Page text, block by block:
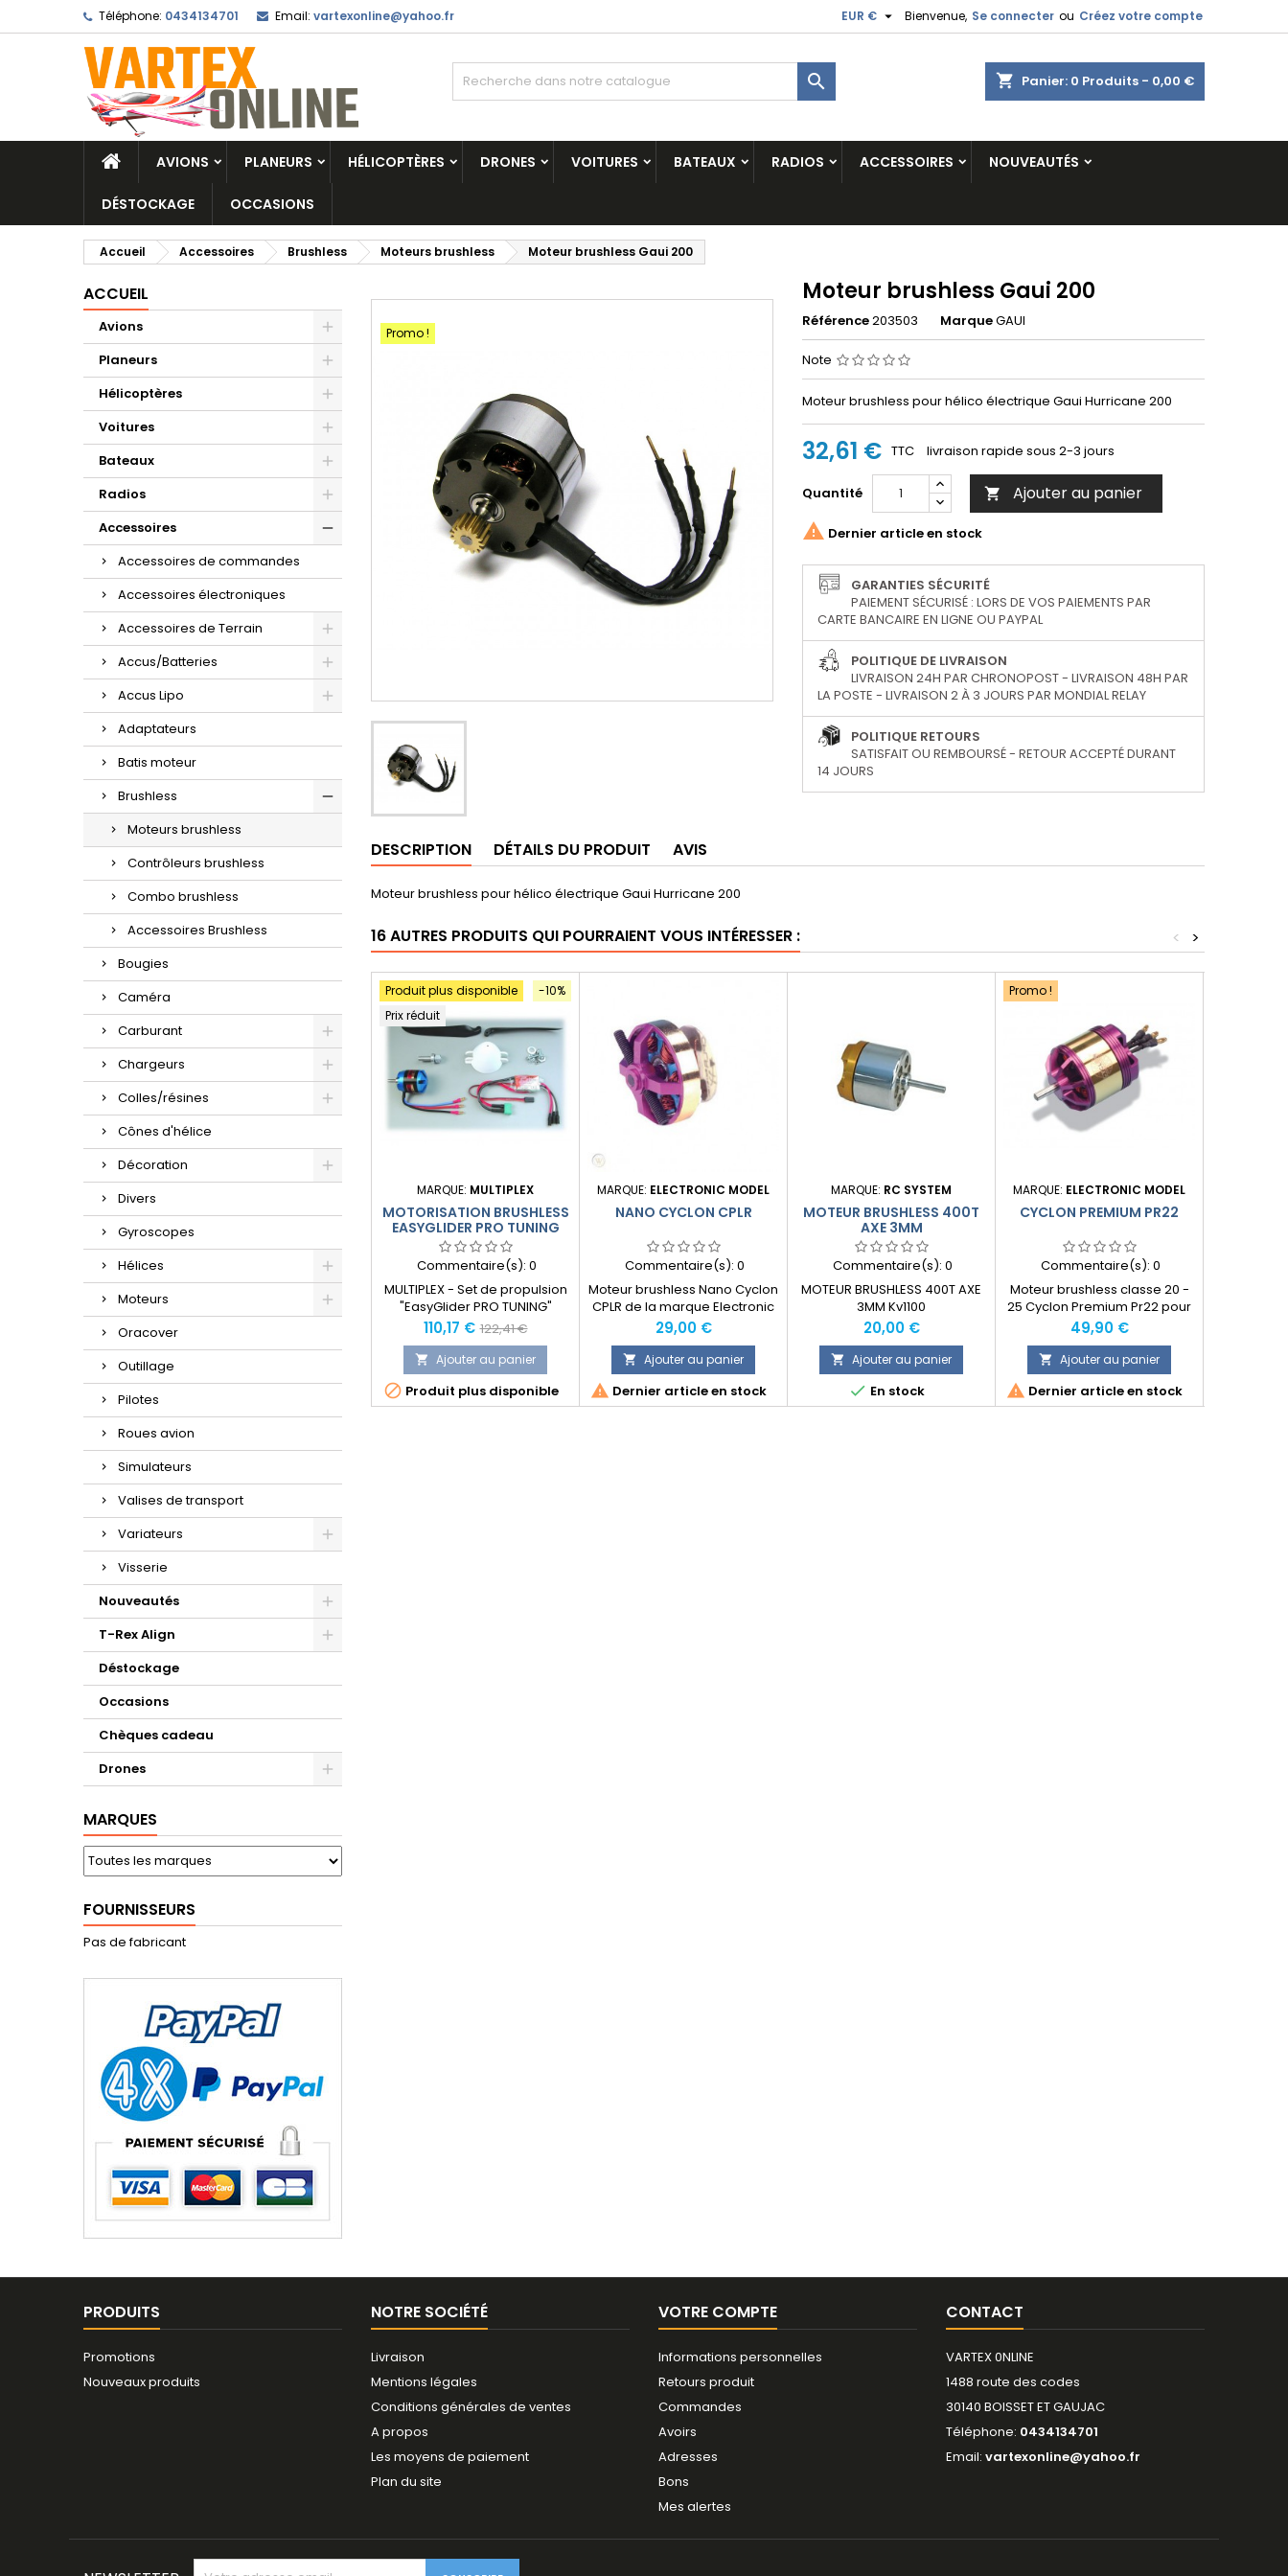
Téléphone: 0434134701 Email: vartexonline@yahoo.fr Bienvenue, Se connecter ou Créez votre compte
EUR € 
shopping_cart Panier: 0 Produits - 0,00 €

AVIONS PLANEURS HÉLICOPTÈRES DRONES VOITURES BATEAUX RADIOS ACCESSOIRES NOUVEAUTÉS
DÉSTOCKAGE OCCASIONS
Accueil Accessoires Brushless Moteurs brushless Moteur brushless Gaui 200
ACCUEIL
Avions
Planeurs
Hélicoptères
Voitures
Bateaux
Radios
Accessoires
Accessoires de commandes
Accessoires électroniques
Accessoires de Terrain
Accus/Batteries
Accus Lipo
Adaptateurs
Batis moteur
Brushless
Moteurs brushless
Contrôleurs brushless
Combo brushless
Accessoires Brushless
Bougies
Caméra
Carburant
Chargeurs
Colles/résines
Cônes d'hélice
Décoration
Divers
Gyroscopes
Hélices
Moteurs
Oracover
Outillage
Pilotes
Roues avion
Simulateurs
Valises de transport
Variateurs
Visserie
Nouveautés
T-Rex Align
Déstockage
Occasions
Chèques cadeau
Drones
MARQUES
FOURNISSEURS
Pas de fabricant
Promo !
Moteur brushless Gaui 200
Référence203503 MarqueGAUI
Note
Moteur brushless pour hélico électrique Gaui Hurricane 200
32,61 € TTC livraison rapide sous 2-3 jours
Quantité  Ajouter au panier
 Dernier article en stock
GARANTIES SÉCURITÉ
PAIEMENT SÉCURISÉ : LORS DE VOS PAIEMENTS PAR
CARTE BANCAIRE EN LIGNE OU PAYPAL
POLITIQUE DE LIVRAISON
LIVRAISON 24H PAR CHRONOPOST - LIVRAISON 48H PAR
LA POSTE - LIVRAISON 2 À 3 JOURS PAR MONDIAL RELAY
POLITIQUE RETOURS
SATISFAIT OU REMBOURSÉ - RETOUR ACCEPTÉ DURANT
14 JOURS
DESCRIPTION DÉTAILS DU PRODUIT AVIS
Moteur brushless pour hélico électrique Gaui Hurricane 200
16 AUTRES PRODUITS QUI POURRAIENT VOUS INTÉRESSER : >
<
-10%
Produit plus disponible
Prix réduit
MARQUE: MULTIPLEX
MOTORISATION BRUSHLESS
EASYGLIDER PRO TUNING
Commentaire(s): 0
MULTIPLEX - Set de propulsion
"EasyGlider PRO TUNING"
#332642
Prix
110,17 € Prix
normal
122,41 €
 Ajouter au panier
 Produit plus disponible
MARQUE: ELECTRONIC MODEL
NANO CYCLON CPLR
Commentaire(s): 0
Moteur brushless Nano Cyclon
CPLR de la marque Electronic
Model
Prix
29,00 €
 Ajouter au panier
 Dernier article en stock
MARQUE: RC SYSTEM
MOTEUR BRUSHLESS 400T
AXE 3MM
Commentaire(s): 0
MOTEUR BRUSHLESS 400T AXE
3MM Kv1100
Prix
20,00 €
 Ajouter au panier
 En stock
Promo !
MARQUE: ELECTRONIC MODEL
CYCLON PREMIUM PR22
Commentaire(s): 0
Moteur brushless classe 20 -
25 Cyclon Premium Pr22 pour
modèles allant de 1 à 2
kg.Puissance max 400W.
Prix
49,90 €
 Ajouter au panier
 Dernier article en stock
PRODUITS
Promotions
Nouveaux produits
NOTRE SOCIÉTÉ
Livraison
Mentions légales
Conditions générales de ventes
A propos
Les moyens de paiement
Plan du site
VOTRE COMPTE
Informations personnelles
Retours produit
Commandes
Avoirs
Adresses
Bons
Mes alertes
CONTACT
VARTEX 0NLINE
1488 route des codes
30140 BOISSET ET GAUJAC
Téléphone: 0434134701
Email: vartexonline@yahoo.fr